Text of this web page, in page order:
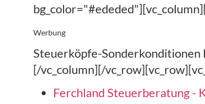
Werbung
Steuerköpfe-Sonderkonditionen
[/vc_column][/
Ferchland Steuerberatung -